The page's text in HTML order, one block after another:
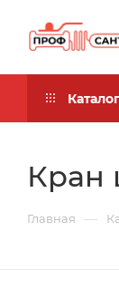
Каталог
Кран
Главная —